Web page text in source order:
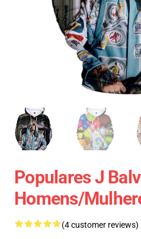
Populares J
Homens/
(4 customer reviews)